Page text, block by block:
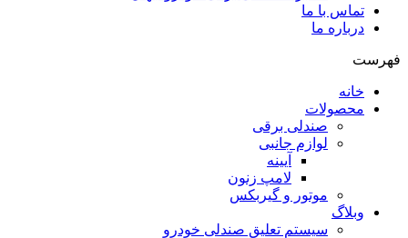
تماس با ما
درباره ما
فهرست
خانه
محصولات
صندلی برقی
لوازم جانبی
آیینه
لامپ زنون
موتور و گیربکس
وبلاگ
سیستم تعلیق صندلی خودرو